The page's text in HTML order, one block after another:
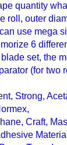
quantity
roll, outer
use mega
6
set, the
(for two
Strong,
Craft,